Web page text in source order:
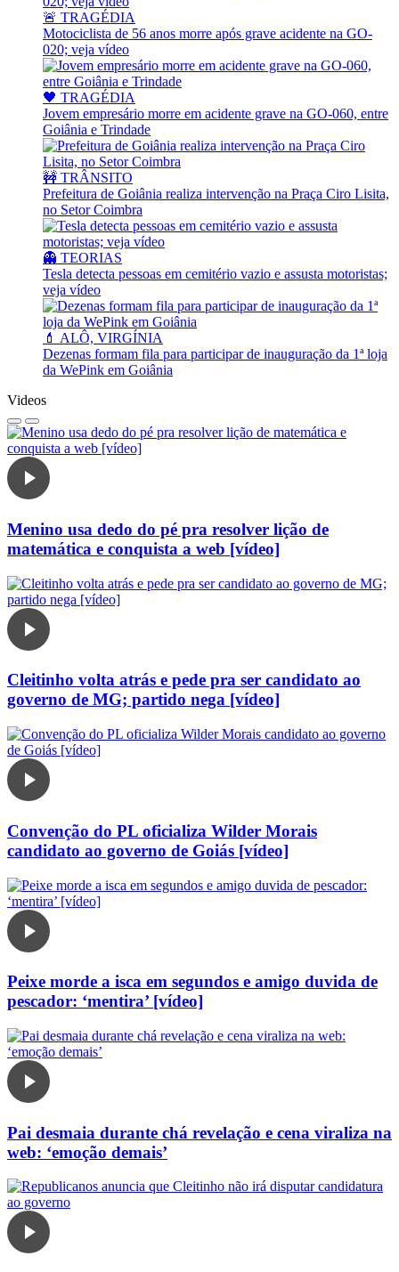
🚨 TRAGÉDIA
Motociclista de 56 anos morre após grave acidente na GO-
020; veja vídeo
🖤 TRAGÉDIA
Jovem empresário morre em acidente grave na GO-060, entre
Goiânia e Trindade
🚧 TRÂNSITO
Prefeitura de Goiânia realiza intervenção na Praça Ciro Lisita,
no Setor Coimbra
👻 TEORIAS
Tesla detecta pessoas em cemitério vazio e assusta motoristas;
veja vídeo
💄 ALÔ, VIRGÍNIA
Dezenas formam fila para participar de inauguração da 1ª loja
da WePink em Goiânia
Videos
Menino usa dedo do pé pra resolver lição de
matemática e conquista a web [vídeo]
Cleitinho volta atrás e pede pra ser candidato ao
governo de MG; partido nega [vídeo]
Convenção do PL oficializa Wilder Morais
candidato ao governo de Goiás [vídeo]
Peixe morde a isca em segundos e amigo duvida de
pescador: ‘mentira’ [vídeo]
Pai desmaia durante chá revelação e cena viraliza na
web: ‘emoção demais’